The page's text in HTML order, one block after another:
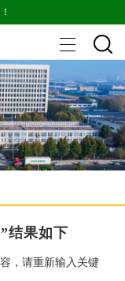
”结果如下
，请重新输入关键